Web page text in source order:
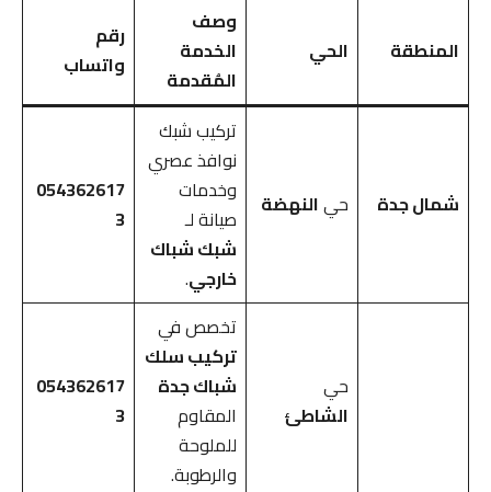
المنطقة الحي
وصف
الخدمة
المُقدمة
رقم
واتساب
شمال جدة حيالنهضة
تركيب شبك
نوافذ عصري
وخدمات
صيانة لـ
شبك شباك
خارجي.
054362617
3
حي
الشاطئ
تخصص في
تركيب سلك
شباك جدة
المقاوم
للملوحة
والرطوبة.
054362617
3